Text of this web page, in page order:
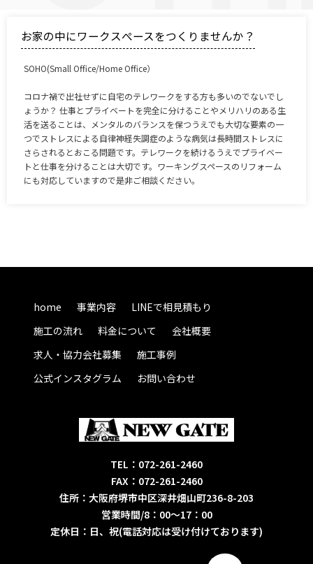
お家の中にワークスぺースをつくりませんか？
SOHO(Small Office/Home Office）
コロナ禍で出社せずに自宅のテレワークをする方も多いのでないでし
ょうか？ 仕事とプライベートを完全に分けることやメリハリのある生
活を送ることは、メンタルのバランスを保つうえでも大切な要素の一
つでストレスによる自律神経失調症のような病気は長時間ストレスに
さらされるとおこる問題です。テレワークを続けるうえでプライベー
トと仕事を分けることは大切です。ワーキングスペースのリフォーム
にも対応していますので是非ご相談ください。
home 事業内容
LINEで相見積もり
施工の流れ
料金について
会社概要
求人・協力会社募集
施工事例
公式インスタグラム
お問い合わせ
TEL：072-261-2460
FAX：072-261-2460
住所：大阪府堺市中区深井畑山町236-8-203
営業時間/8：00～17：00
定休日：日、祝(電話対応は受け付けております)